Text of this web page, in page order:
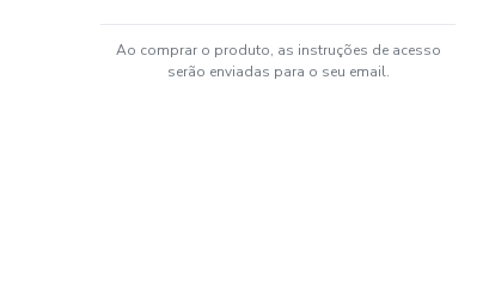
Ao comprar o produto, as instruções de acesso
serão enviadas para o seu email.